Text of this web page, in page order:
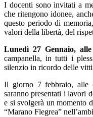
I docenti sono invitati a
che ritengono idonee,
questo periodo di
valori della libertà, del
Lunedì 27 Gennaio,
campanella, in tutti i
silenzio in ricordo delle
Il giorno 7 febbraio, alle
saranno presentati i lavori
e si svolgerà un momento
“Marano Flegrea”